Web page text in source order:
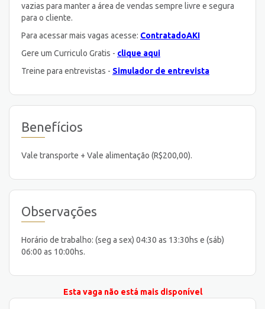
vazias para manter a área de vendas sempre livre e segura
para o cliente.
Para acessar mais vagas acesse: ContratadoAKI
Gere um Curriculo Gratis - clique aqui
Treine para entrevistas - Simulador de entrevista
Benefícios
Vale transporte + Vale alimentação (R$200,00).
Observações
Horário de trabalho: (seg a sex) 04:30 as 13:30hs e (sáb)
06:00 as 10:00hs.
Esta vaga não está mais disponível